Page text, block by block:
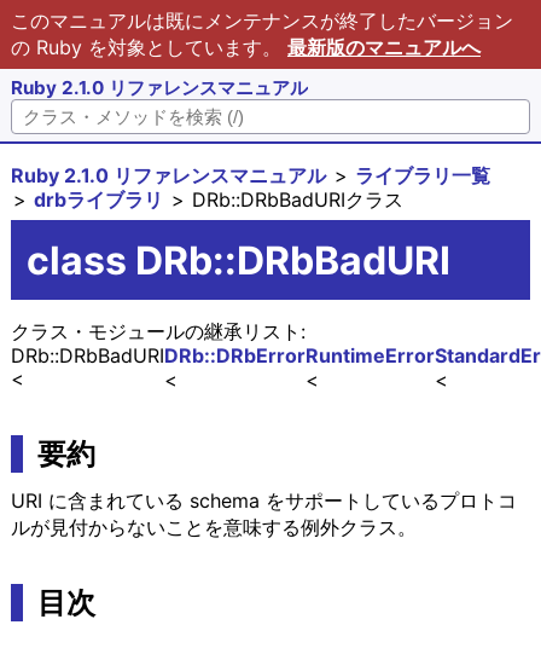
このマニュアルは既にメンテナンスが終了したバージョン
の Ruby を対象としています。 最新版のマニュアルへ
Ruby 2.1.0 リファレンスマニュアル
Ruby 2.1.0 リファレンスマニュアル
ライブラリ一覧
drbライブラリ
DRb::DRbBadURIクラス
class DRb::DRbBadURI
クラス・モジュールの継承リスト:
RuntimeError
DRb::DRbError
DRb::DRbBadURI
要約
URI に含まれている schema をサポートしているプロトコ
ルが見付からないことを意味する例外クラス。
目次